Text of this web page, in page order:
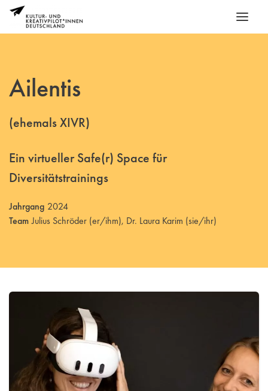
Ailentis
(ehemals XIVR)
Ein virtueller Safe(r) Space für
Diversitätstrainings
Jahrgang 2024
Team Julius Schröder (er/ihm), Dr. Laura Karim (sie/ihr)